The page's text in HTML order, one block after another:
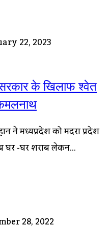
22, 2023
सरकार के खिलाफ श्वेत
ने मध्यप्रदेश को मदिरा प्रदेश
घर -घर शराब लेकिन…
28, 2022